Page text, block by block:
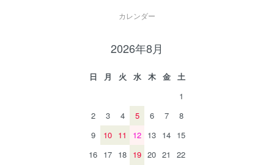
カレンダー
2026年8月
日 月 火 水 木 金
土
1
2
3 4 5 6 7
8
9
10 11 12 13 14 15
16 17 18 19 20 21
22